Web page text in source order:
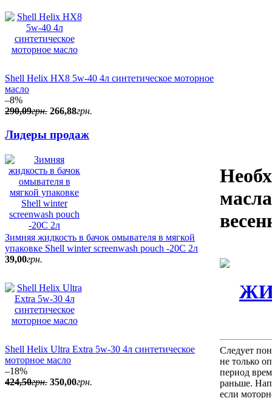
Concentrate (концентрат)
4л
Anti Fog 0,13л
Shell Helix HX8 5w-40 4л синтетическое моторное
масло
–8%
290,09грн. 266,88грн.
Лидеры продаж
Зимняя жидкость в бачок омывателя в мягкой
упаковке Shell winter screenwash pouch -20C 2л
39,00грн.
Shell Helix Ultra Extra 5w-30 4л синтетическое
моторное масло
–18%
424,50грн. 350,00грн.
Следует
не только
период
раньше.
если